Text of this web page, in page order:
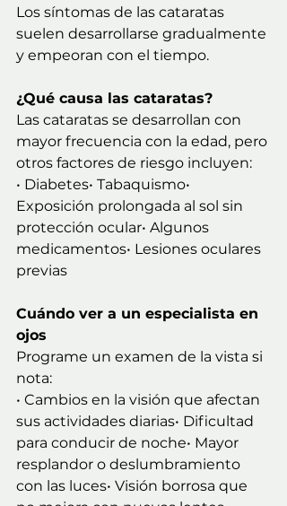
Los síntomas de las cataratas
suelen desarrollarse gradualmente
y empeoran con el tiempo.
¿Qué causa las cataratas?
Las cataratas se desarrollan con
mayor frecuencia con la edad, pero
otros factores de riesgo incluyen:
• Diabetes• Tabaquismo•
Exposición prolongada al sol sin
protección ocular• Algunos
medicamentos• Lesiones oculares
previas
Cuándo ver a un especialista en
ojos
Programe un examen de la vista si
nota:
• Cambios en la visión que afectan
sus actividades diarias• Dificultad
para conducir de noche• Mayor
resplandor o deslumbramiento
con las luces• Visión borrosa que